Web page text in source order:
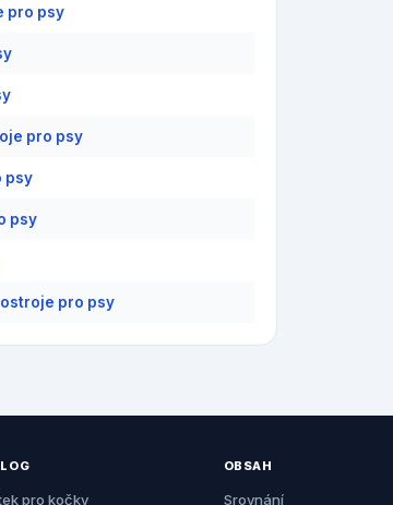
pro psy
pro psy
psy
psy
pro psy
pro kočky
OBSAH
Srovnání